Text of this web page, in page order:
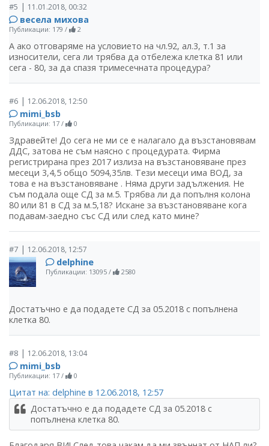
#5 | 11.01.2018, 00:32
весела михова
Публикации: 179 / 2
А ако отговаряме на условието на чл.92, ал.3, т.1 за
износители, сега ли трябва да отбележа клетка 81 или
сега - 80, за да спазя тримесечната процедура?
#6 | 12.06.2018, 12:50
mimi_bsb
Публикации: 17 / 0
Здравейте! До сега не ми се е налагало да възстановявам
ДДС, затова не съм наясно с процедурата. Фирма
регистрирана през 2017 излиза на възстановяване през
месеци 3,4,5 общо 5094,35лв. Тези месеци има ВОД, за
това е на възстановяване . Няма други задължения. Не
съм подала още СД за м.5. Трябва ли да попълня колона
80 или 81 в СД за м.5,18? Искане за възстановяване кога
подавам-заедно със СД или след като мине?
#7 | 12.06.2018, 12:57
delphine
Публикации: 13095 / 2580
Достатъчно е да подадете СД за 05.2018 с попълнена
клетка 80.
#8 | 12.06.2018, 13:04
mimi_bsb
Публикации: 17 / 0
Цитат на: delphine в 12.06.2018, 12:57
Достатъчно е да подадете СД за 05.2018 с
попълнена клетка 80.